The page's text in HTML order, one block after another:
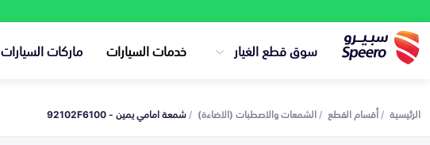
سوق قطع الغيار خدمات السيارات ماركات السيارات
الرئيسية أقسام القطع الشمعات والاصطبات (الاضاءة) شمعة امامي يمين - 92102F6100